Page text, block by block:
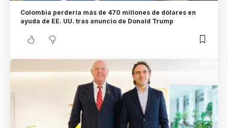
Colombia perdería más de 470 millones de dólares en
ayuda de EE. UU. tras anuncio de Donald Trump